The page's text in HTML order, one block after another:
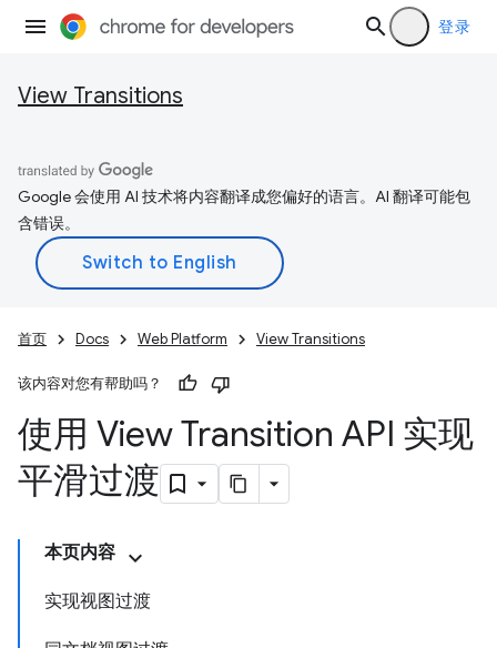
登录
View Transitions
Google 会使用 AI 技术将内容翻译成您偏好的语言。AI 翻译可能包
含错误。
首页 Docs Web Platform View Transitions
该内容对您有帮助吗？
使用 View Transition API 实现
平滑过渡
本页内容
实现视图过渡